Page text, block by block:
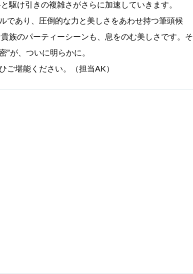
駆け引きの複雑さがさらに加速していきます。
であり、圧倒的な力と美しさをあわせ持つ筆頭候
族のパーティーシーンも、息をのむ美しさです。そ
”が、ついに明らかに。
ご堪能ください。（担当AK）